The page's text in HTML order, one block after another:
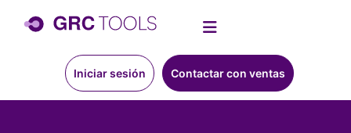
Iniciar sesión Contactar con ventas